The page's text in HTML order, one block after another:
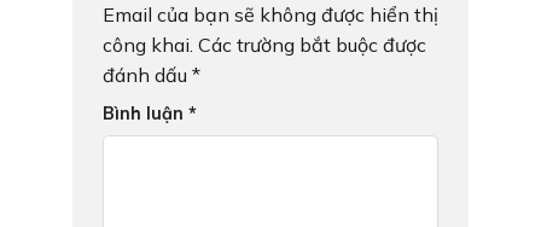
Email của bạn sẽ không được hiển thị
công khai. Các trường bắt buộc được
đánh dấu *
Bình luận *